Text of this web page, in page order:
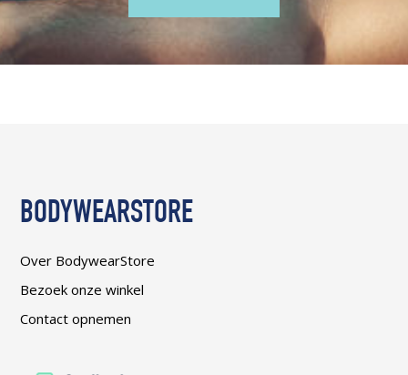
BODYWEARSTORE
Over BodywearStore
Bezoek onze winkel
Contact opnemen